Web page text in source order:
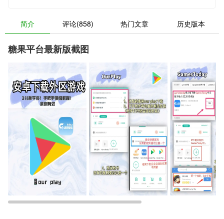
简介 评论(858) 热门文章 历史版本
糖果平台最新版截图